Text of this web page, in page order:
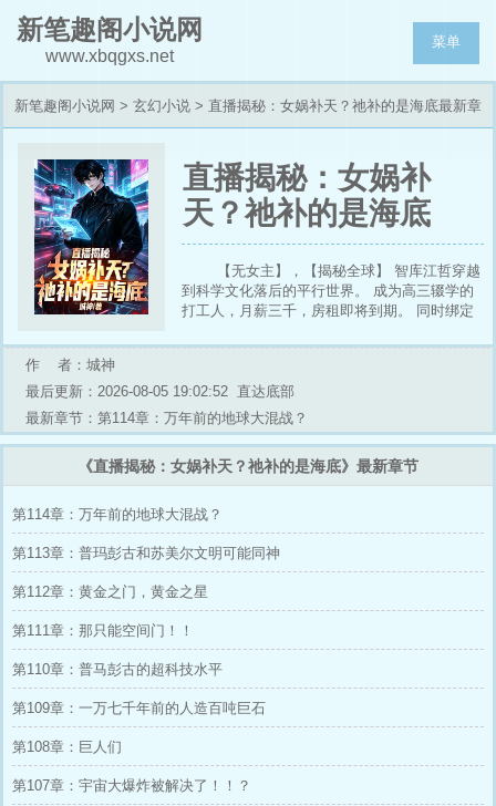
新笔趣阁小说网
www.xbqgxs.net
菜单
新笔趣阁小说网 > 玄幻小说 > 直播揭秘：女娲补天？祂补的是海底最新章
直播揭秘：女娲补
天？祂补的是海底
【无女主】，【揭秘全球】 智库江哲穿越
到科学文化落后的平行世界。 成为高三辍学的
打工人，月薪三千，房租即将到期。 同时绑定
小心误入妹妹的直播间。 “哥，有榜1大哥问，
案： “海底。” 直播间瞬间目瞪口呆。 “怎么可
能？” “怎么不可能，1.2万年前，全球大洪水，
所有古文明都说是天漏了。” “但天上面是宇宙，
哪来的水？” “除非，天在大海的下面。” 此话一
出，直播间众人倒吸口凉气，全网头皮发麻。
随着一连串的证据抛出... “现在，女娲补的是什
么呢？” 浅浅一脸后怕，“女娲补的是，大地地
壳！！！”
作 者：城神
最后更新：2026-08-05 19:02:52 直达底部
最新章节：第114章：万年前的地球大混战？
《直播揭秘：女娲补天？祂补的是海底》最新章节
第114章：万年前的地球大混战？
第113章：普玛彭古和苏美尔文明可能同神
第112章：黄金之门，黄金之星
第111章：那只能空间门！！
第110章：普马彭古的超科技水平
第109章：一万七千年前的人造百吨巨石
第108章：巨人们
第107章：宇宙大爆炸被解决了！！？